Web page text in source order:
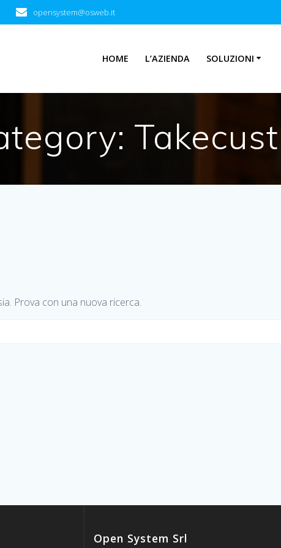
opensystem@osweb.it
HOME L’AZIENDA SOLUZIONI
Prova con una nuova ricerca.
Open System Srl